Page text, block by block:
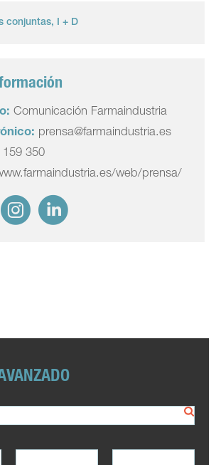
conjuntas, I + D
Comunicación Farmaindustria
prensa@farmaindustria.es
159 350
web/prensa/